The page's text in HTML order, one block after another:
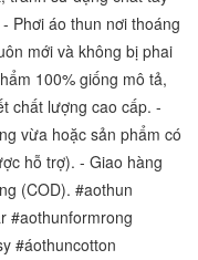
Phơi áo thun nơi thoáng
mới và không bị phai
100% giống mô tả,
chất lượng cao cấp. -
vừa hoặc sản phẩm có
hỗ trợ). - Giao hàng
(COD). #aothun
#aothunformrong
#áothuncotton